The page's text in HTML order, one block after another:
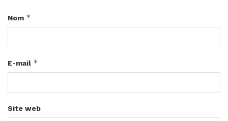
Nom *
E-mail *
Site web